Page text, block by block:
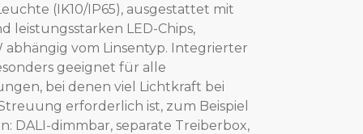
(IK10/IP65), ausgestattet mit
leistungsstarken LED-Chips,
abhängig vom Linsentyp. Integrierter
geeignet für alle
bei denen viel Lichtkraft bei
erforderlich ist, zum Beispiel
DALI-dimmbar, separate Treiberbox,